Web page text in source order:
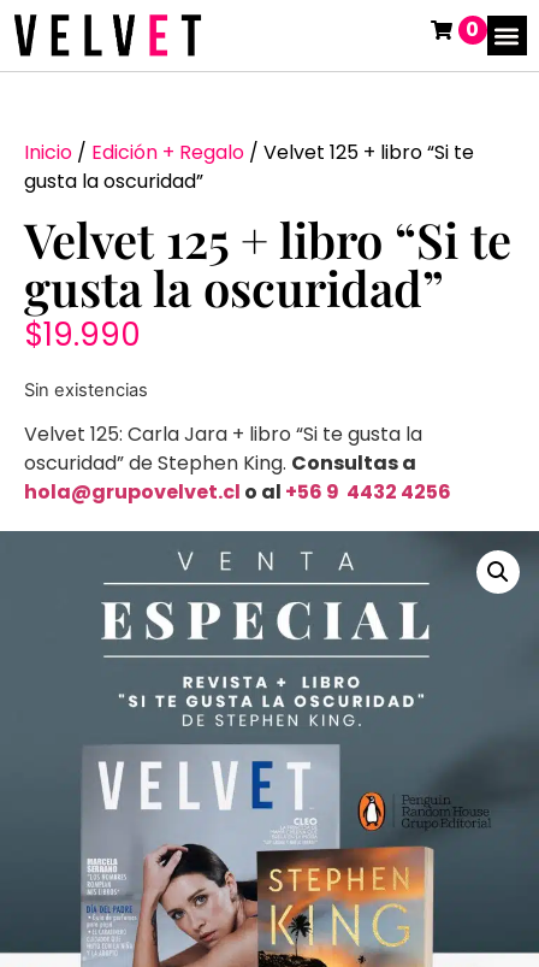
0
Inicio / Edición + Regalo / Velvet 125 + libro “Si te
gusta la oscuridad”
Velvet 125 + libro “Si te
gusta la oscuridad”
$19.990
Sin existencias
Velvet 125: Carla Jara + libro “Si te gusta la
oscuridad” de Stephen King. Consultas a
hola@grupovelvet.cl o al +56 9 4432 4256